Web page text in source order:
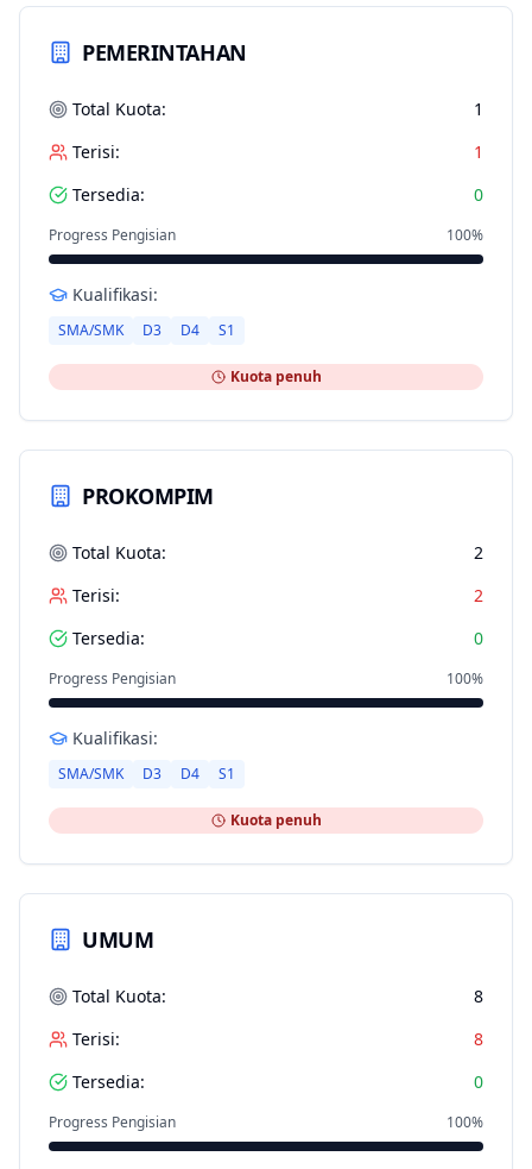
PEMERINTAHAN
Total Kuota:
1
Terisi:
1
Tersedia:
0
Progress Pengisian 100%
Kualifikasi:
SMA/SMK D3 D4 S1
Kuota penuh
PROKOMPIM
Total Kuota:
2
Terisi:
2
Tersedia:
0
Progress Pengisian 100%
Kualifikasi:
SMA/SMK D3 D4 S1
Kuota penuh
UMUM
Total Kuota:
8
Terisi:
8
Tersedia:
0
Progress Pengisian 100%